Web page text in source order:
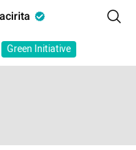
Green Initiative